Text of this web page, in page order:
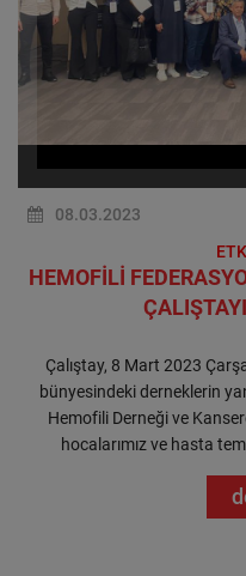
08.03.2023
HEMOFİLİ
Çalıştay, 8 Mart 2023
bünyesindeki derneklerin
Hemofili Derneği ve
hocalarımız ve hasta